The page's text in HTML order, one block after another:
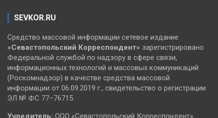
SEVKOR.RU
Средство массовой информации сетевое издание
«Севастопольский Корреспондент» зарегистрировано
Федеральной службой по надзору в сфере связи,
информационных технологий и массовых коммуникаций
(Роскомнадзор) в качестве средства массовой
информации от 06.09.2019 г., свидетельство о регистрации
ЭЛ № ФС 77–76715
Учредитель: ООО «Севастопольский Корреспондент».